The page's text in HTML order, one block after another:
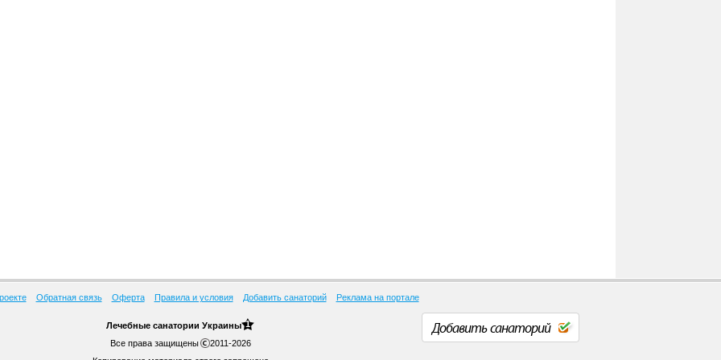
Обратная связь Оферта Правила и условия Добавить санаторий Реклама на портале
Лечебные санатории Украины 1
Все права защищены
2011-2026
Добавить санаторий